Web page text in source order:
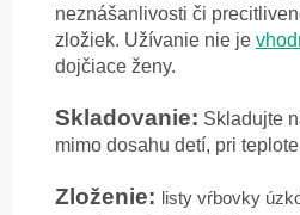
neznášanlivosti či
zložiek. Užívanie nie je
dojčiace ženy.
Skladovanie: Skladujte
mimo dosahu detí, pri
Zloženie:
isty vŕbovky